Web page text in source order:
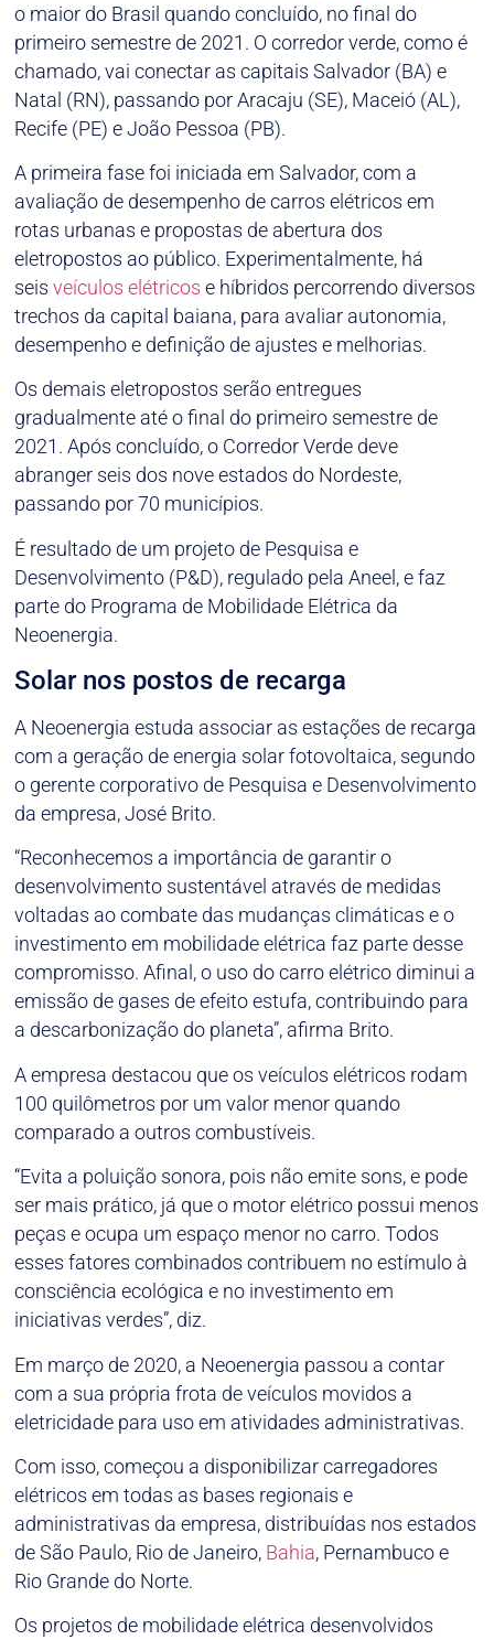
o maior do Brasil quando concluído, no final do
primeiro semestre de 2021. O corredor verde, como é
chamado, vai conectar as capitais Salvador (BA) e
Natal (RN), passando por Aracaju (SE), Maceió (AL),
Recife (PE) e João Pessoa (PB).
A primeira fase foi iniciada em Salvador, com a
avaliação de desempenho de carros elétricos em
rotas urbanas e propostas de abertura dos
eletropostos ao público. Experimentalmente, há
seisveículos elétricos e híbridos percorrendo diversos
trechos da capital baiana, para avaliar autonomia,
desempenho e definição de ajustes e melhorias.
Os demais eletropostos serão entregues
gradualmente até o final do primeiro semestre de
2021. Após concluído, o Corredor Verde deve
abranger seis dos nove estados do Nordeste,
passando por 70 municípios.
É resultado de um projeto de Pesquisa e
Desenvolvimento (P&D), regulado pela Aneel, e faz
parte do Programa de Mobilidade Elétrica da
Neoenergia.
Solar nos postos de recarga
A Neoenergia estuda associar as estações de recarga
com a geração de energia solar fotovoltaica, segundo
o gerente corporativo de Pesquisa e Desenvolvimento
da empresa, José Brito.
“Reconhecemos a importância de garantir o
desenvolvimento sustentável através de medidas
voltadas ao combate das mudanças climáticas e o
investimento em mobilidade elétrica faz parte desse
compromisso. Afinal, o uso do carro elétrico diminui a
emissão de gases de efeito estufa, contribuindo para
a descarbonização do planeta”, afirma Brito.
A empresa destacou que os veículos elétricos rodam
100 quilômetros por um valor menor quando
comparado a outros combustíveis.
“Evita a poluição sonora, pois não emite sons, e pode
ser mais prático, já que o motor elétrico possui menos
peças e ocupa um espaço menor no carro. Todos
esses fatores combinados contribuem no estímulo à
consciência ecológica e no investimento em
iniciativas verdes”, diz.
Em março de 2020, a Neoenergia passou a contar
com a sua própria frota de veículos movidos a
eletricidade para uso em atividades administrativas.
Com isso, começou a disponibilizar carregadores
elétricos em todas as bases regionais e
administrativas da empresa, distribuídas nos estados
de São Paulo, Rio de Janeiro, Bahia, Pernambuco e
Rio Grande do Norte.
Os projetos de mobilidade elétrica desenvolvidos